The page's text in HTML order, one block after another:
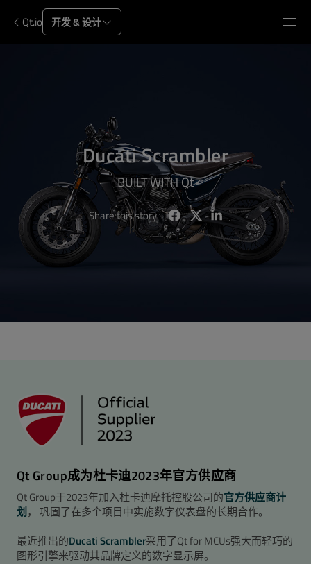
Qt.io 开发 & 设计
Ducati Scrambler
BUILT WITH Qt
Share this story
Qt Group成为杜卡迪2023年官方供应商
Qt Group于2023年加入杜卡迪摩托控股公司的官方供应商计
划， 巩固了在多个项目中实施数字仪表盘的长期合作。
最近推出的Ducati Scrambler采用了Qt for MCUs强大而轻巧的
图形引擎来驱动其品牌定义的数字显示屏。